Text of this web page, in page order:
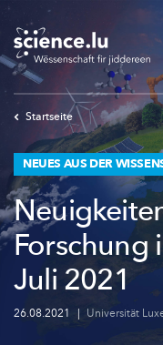
Skip
main
content
Startseite
NEUES AUS DER
Forschung
Juli 2021
26.08.2021 | Universität